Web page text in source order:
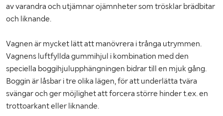
av varandra och utjämnar ojämnheter som trösklar brädbitar
och liknande.
Vagnen är mycket lätt att manövrera i trånga utrymmen.
Vagnens luftfyllda gummihjul i kombination med den
speciella boggihjulupphängningen bidrar till en mjuk gång.
Boggin är låsbar i tre olika lägen, för att underlätta tvära
svängar och ger möjlighet att forcera större hinder t.ex. en
trottoarkant eller liknande.